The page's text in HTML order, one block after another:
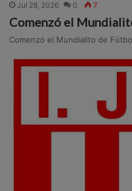
Jul 28, 2026 0 7
Comenzó el
Comenzó el Mundialito de